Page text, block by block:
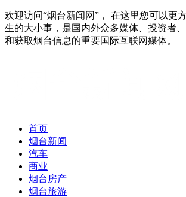
欢迎访问“烟台新闻网”， 在这里您可以更
生的大小事，是国内外众多媒体、投资者
和获取烟台信息的重要国际互联网媒体。
首页
烟台新闻
汽车
商业
烟台房产
烟台旅游